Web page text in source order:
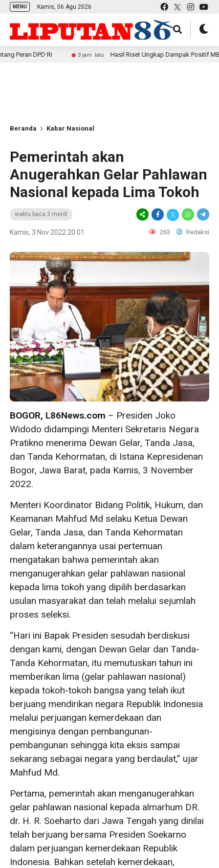
MENU Kamis, 06 Agu 2026
RI 3 jam lalu Hasil Riset Ungkap Dampak Positif MBG bagi
Beranda Kabar Nasional
Pemerintah akan
Anugerahkan Gelar Pahlawan
Nasional kepada Lima Tokoh
waktu baca 3 menit
Kamis, 3 Nov 2022 20:01 263 Redaksi
BOGOR, L86News.com – Presiden Joko
Widodo didampingi Menteri Sekretaris Negara
Pratikno menerima Dewan Gelar, Tanda Jasa,
dan Tanda Kehormatan, di Istana Kepresidenan
Bogor, Jawa Barat, pada Kamis, 3 November
2022.
Menteri Koordinator Bidang Politik, Hukum, dan
Keamanan Mahfud Md selaku Ketua Dewan
Gelar, Tanda Jasa, dan Tanda Kehormatan
dalam keterangannya usai pertemuan
mengatakan bahwa pemerintah akan
menganugerahkan gelar pahlawan nasional
kepada lima tokoh yang dipilih berdasarkan
usulan masyarakat dan telah melalui sejumlah
proses seleksi.
“Hari ini Bapak Presiden sesudah berdiskusi
dengan kami, dengan Dewan Gelar dan Tanda-
Tanda Kehormatan, itu memutuskan tahun ini
memberikan lima (gelar pahlawan nasional)
kepada tokoh-tokoh bangsa yang telah ikut
berjuang mendirikan negara Republik Indonesia
melalui perjuangan kemerdekaan dan
mengisinya dengan pembangunan-
pembangunan sehingga kita eksis sampai
sekarang sebagai negara yang berdaulat,” ujar
Mahfud Md.
Pertama, pemerintah akan menganugerahkan
gelar pahlawan nasional kepada almarhum DR.
dr. H. R. Soeharto dari Jawa Tengah yang dinilai
telah berjuang bersama Presiden Soekarno
dalam perjuangan kemerdekaan Republik
Indonesia. Bahkan setelah kemerdekaan,